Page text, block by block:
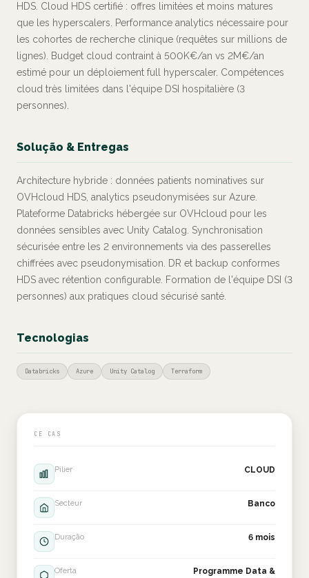
HDS. Cloud HDS certifié : offres limitées et moins matures
que les hyperscalers. Performance analytics nécessaire pour
les cohortes de recherche clinique (requêtes sur millions de
lignes). Budget cloud contraint à 500K€/an vs 2M€/an
estimé pour un déploiement full hyperscaler. Compétences
cloud très limitées dans l'équipe DSI hospitalière (3
personnes).
Solução & Entregas
Architecture hybride : données patients nominatives sur
OVHcloud HDS, analytics pseudonymisées sur Azure.
Plateforme Databricks hébergée sur OVHcloud pour les
données sensibles avec Unity Catalog. Synchronisation
sécurisée entre les 2 environnements via des passerelles
chiffrées avec pseudonymisation. DR et backup conformes
HDS avec rétention configurable. Formation de l'équipe DSI (3
personnes) aux pratiques cloud sécurisé santé.
Tecnologias
Databricks Azure Unity Catalog Terraform
CE CAS
Pilier CLOUD
Secteur Banco
Duração 6 mois
Oferta
Programme Data &